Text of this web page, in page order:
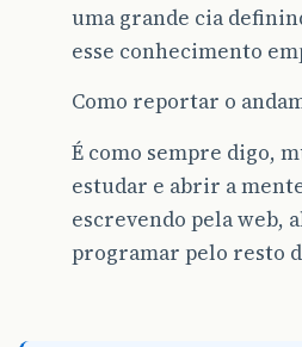
uma grande cia
esse conhecimento
Como reportar o
É como sempre digo,
estudar e abrir a
escrevendo pela web,
programar pelo resto